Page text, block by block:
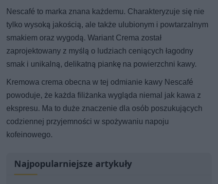
Nescafé to marka znana każdemu. Charakteryzuje się nie
tylko wysoką jakością, ale także ulubionym i powtarzalnym
smakiem oraz wygodą. Wariant Crema został
zaprojektowany z myślą o ludziach ceniących łagodny
smak i unikalną, delikatną piankę na powierzchni kawy.
Kremowa crema obecna w tej odmianie kawy Nescafé
powoduje, że każda filiżanka wygląda niemal jak kawa z
ekspresu. Ma to duże znaczenie dla osób poszukujących
codziennej przyjemności w spożywaniu napoju
kofeinowego.
Najpopularniejsze artykuły